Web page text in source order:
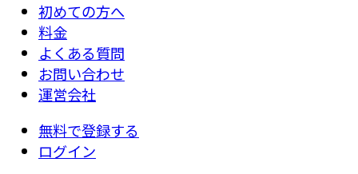
初めての方へ
料金
よくある質問
お問い合わせ
運営会社
無料で登録する
ログイン